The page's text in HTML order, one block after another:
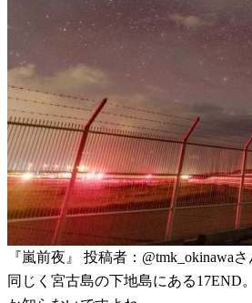
『嵐前夜』 投稿者：@tmk_okinawaさ
同じく宮古島の下地島にある